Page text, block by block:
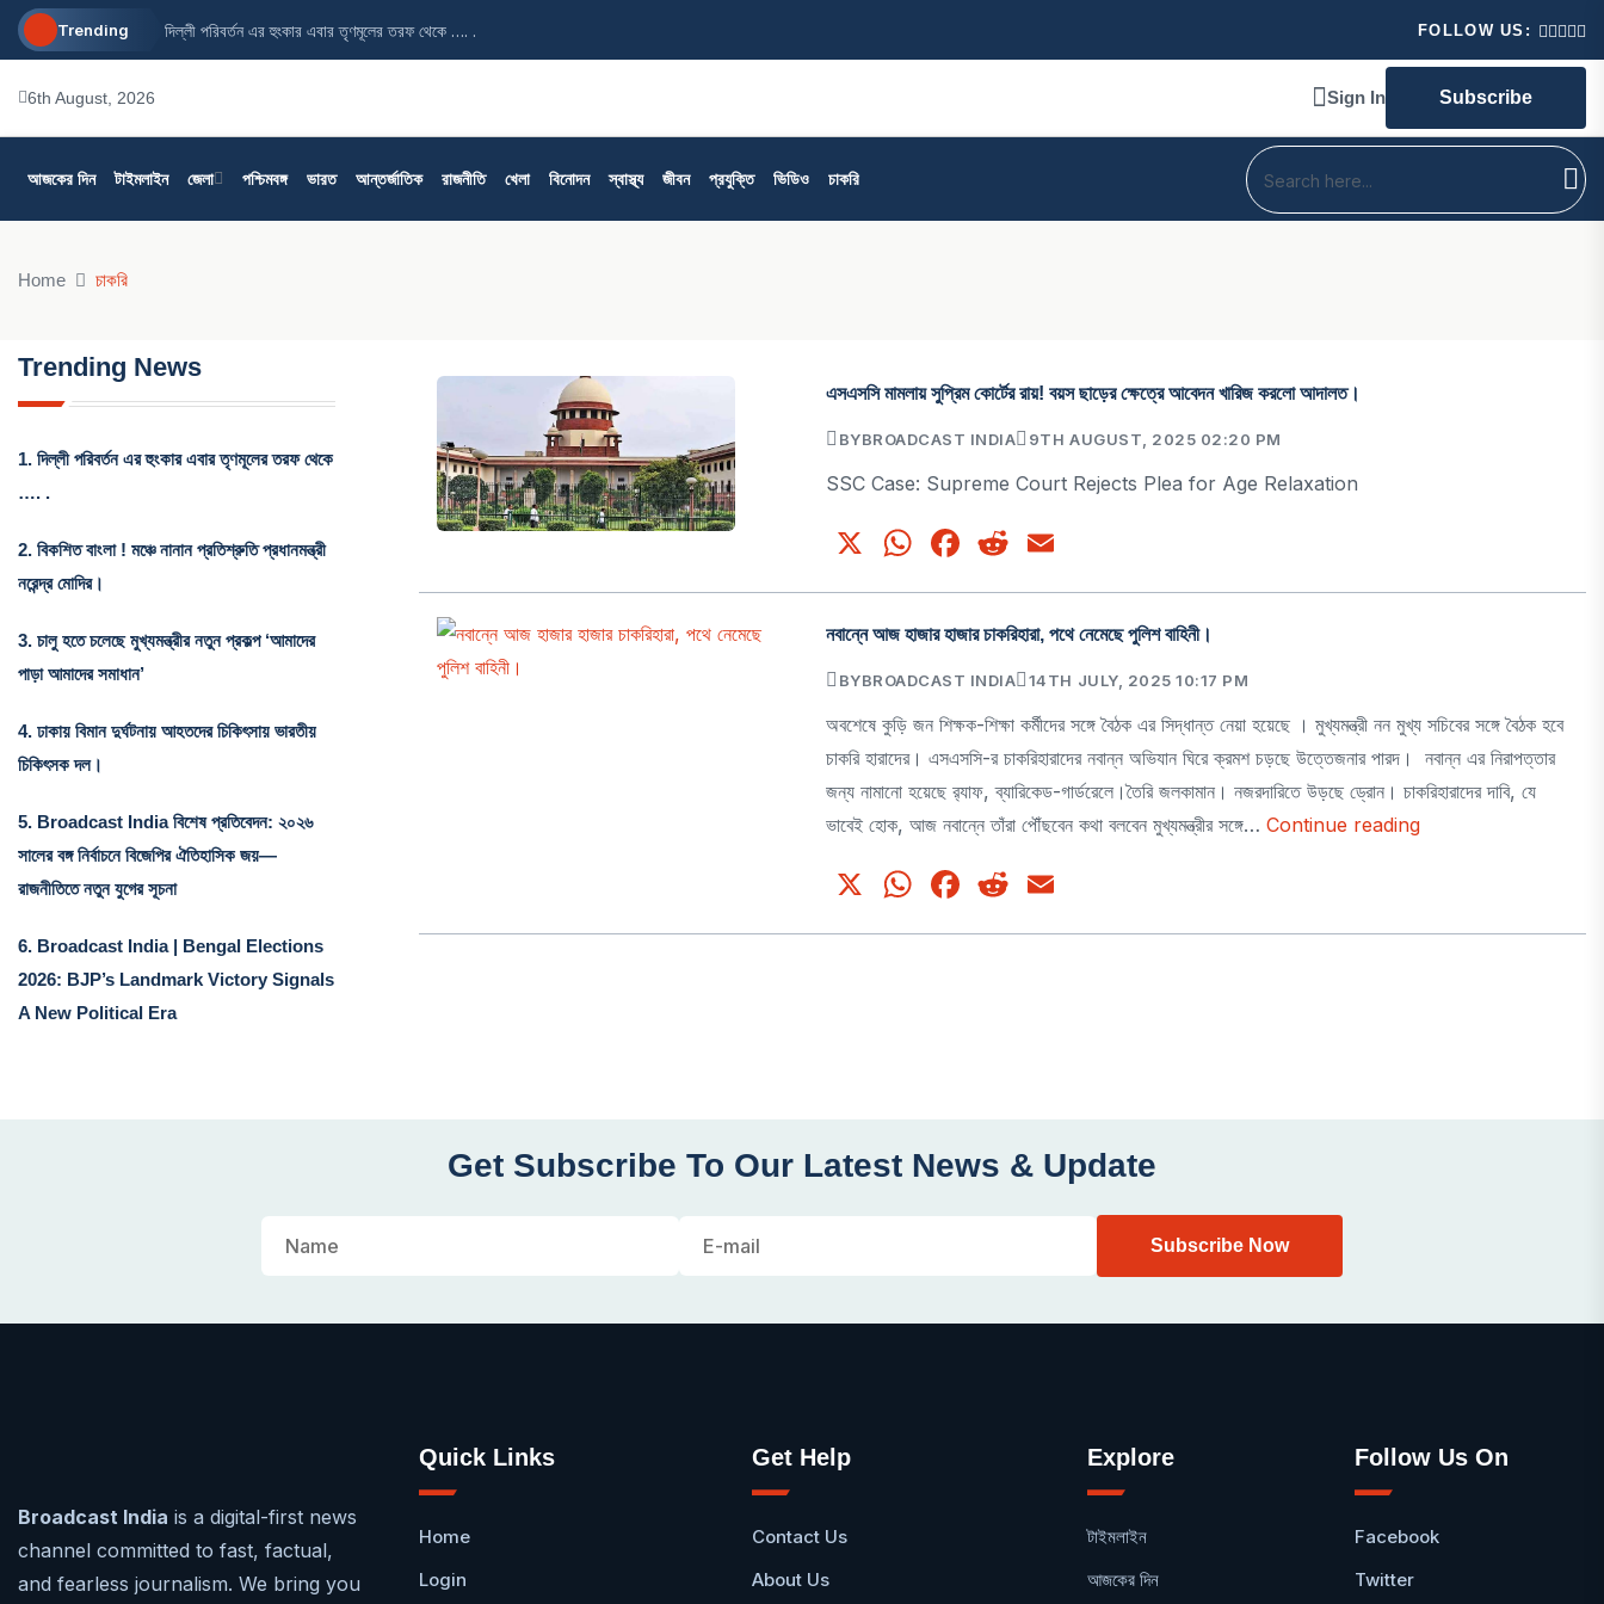
Trending দিল্লী পরিবর্তন এর হুংকার এবার তৃণমূলের তরফ থেকে …. . FOLLOW US:
6th August, 2026 Sign In Subscribe
আজকের দিন টাইমলাইন জেলা পশ্চিমবঙ্গ ভারত আন্তর্জাতিক রাজনীতি খেলা বিনোদন স্বাস্থ্য জীবন প্রযুক্তি ভিডিও চাকরি
Home চাকরি
Trending News
1. দিল্লী পরিবর্তন এর হুংকার এবার তৃণমূলের তরফ থেকে
…. .
2. বিকশিত বাংলা ! মঞ্চে নানান প্রতিশ্রুতি প্রধানমন্ত্রী
নরেন্দ্র মোদির।
3. চালু হতে চলেছে মুখ্যমন্ত্রীর নতুন প্রকল্প ‘আমাদের
পাড়া আমাদের সমাধান’
4. ঢাকায় বিমান দুর্ঘটনায় আহতদের চিকিৎসায় ভারতীয়
চিকিৎসক দল।
5. Broadcast India বিশেষ প্রতিবেদন: ২০২৬
সালের বঙ্গ নির্বাচনে বিজেপির ঐতিহাসিক জয়—
রাজনীতিতে নতুন যুগের সূচনা
6. Broadcast India | Bengal Elections
2026: BJP’s Landmark Victory Signals
A New Political Era
এসএসসি মামলায় সুপ্রিম কোর্টের রায়! বয়স ছাড়ের ক্ষেত্রে আবেদন খারিজ করলো আদালত।
BYBROADCAST INDIA 9TH AUGUST, 2025 02:20 PM
SSC Case: Supreme Court Rejects Plea for Age Relaxation
X WhatsApp
Facebook
Reddit
নবান্নে আজ হাজার হাজার চাকরিহারা, পথে নেমেছে পুলিশ বাহিনী।
BYBROADCAST INDIA 14TH JULY, 2025 10:17 PM
অবশেষে কুড়ি জন শিক্ষক-শিক্ষা কর্মীদের সঙ্গে বৈঠক এর সিদ্ধান্ত নেয়া হয়েছে । মুখ্যমন্ত্রী নন মুখ্য সচিবের সঙ্গে বৈঠক হবে
চাকরি হারাদের। এসএসসি-র চাকরিহারাদের নবান্ন অভিযান ঘিরে ক্রমশ চড়ছে উত্তেজনার পারদ। নবান্ন এর নিরাপত্তার
জন্য নামানো হয়েছে র‌্যাফ, ব্যারিকেড-গার্ডরেলে।তৈরি জলকামান। নজরদারিতে উড়ছে ড্রোন। চাকরিহারাদের দাবি, যে
ভাবেই হোক, আজ নবান্নে তাঁরা পৌঁছবেন কথা বলবেন মুখ্যমন্ত্রীর সঙ্গে… Continue readingনবান্নে
X WhatsApp
Facebook
Reddit
Get Subscribe To Our Latest News & Update
Broadcast India is a digital-first news
channel committed to fast, factual,
and fearless journalism. We bring you
Quick Links
Home
Login
Get Help
Contact Us
About Us
Explore
টাইমলাইন
আজকের দিন
Follow Us On
Facebook
Twitter